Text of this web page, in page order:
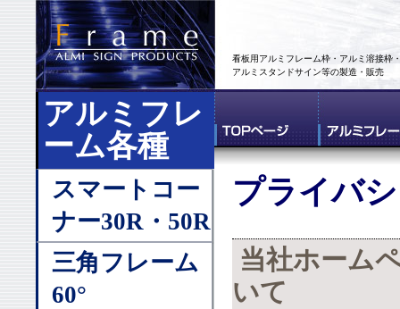
看板用アルミフレーム枠・アルミ溶接枠
アルミスタンドサイン等の製造・販売
アルミフレ
ーム各種
スマートコー
ナー30R・50R
三角フレーム
60°
プライバ
当社ホーム
いて